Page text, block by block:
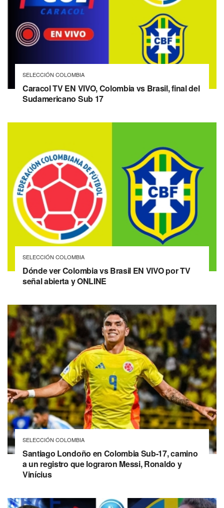
SELECCIÓN COLOMBIA
Caracol TV EN VIVO, Colombia vs Brasil, final del
Sudamericano Sub 17
SELECCIÓN COLOMBIA
Dónde ver Colombia vs Brasil EN VIVO por TV
señal abierta y ONLINE
SELECCIÓN COLOMBIA
Santiago Londoño en Colombia Sub-17, camino
a un registro que lograron Messi, Ronaldo y
Vinícius